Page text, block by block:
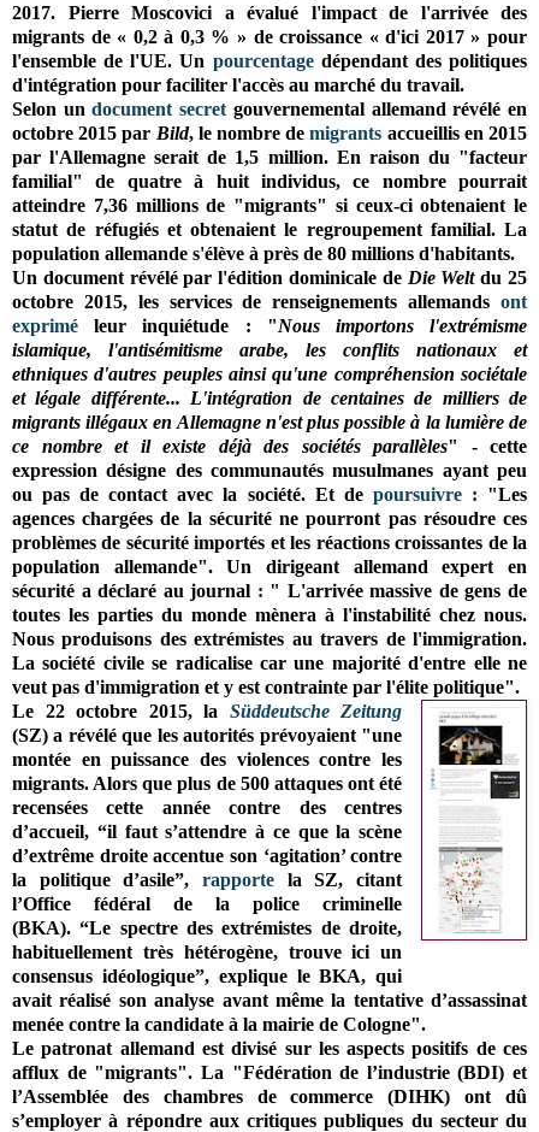
2017. Pierre Moscovici a évalué l'impact de l'arrivée des
migrants de « 0,2 à 0,3 % » de croissance « d'ici 2017 » pour
l'ensemble de l'UE. Un pourcentagedépendant des politiques
d'intégration pour faciliter l'accès au marché du travail.
Selon undocument secret gouvernemental allemand révélé en
octobre 2015 par Bild, le nombre demigrants accueillis en 2015
par l'Allemagne serait de 1,5 million. En raison du "facteur
familial" de quatre à huit individus, ce nombre pourrait
atteindre 7,36 millions de "migrants" si ceux-ci obtenaient le
statut de réfugiés et obtenaient le regroupement familial. La
population allemande s'élève à près de 80 millions d'habitants.
Un document révélé par l'édition dominicale de Die Weltdu 25
octobre 2015, les services de renseignements allemands ont
exprimé leur inquiétude : "Nous importons l'extrémisme
islamique, l'antisémitisme arabe, les conflits nationaux et
ethniques d'autres peuples ainsi qu'une compréhension sociétale
et légale différente... L'intégration de centaines de milliers de
migrants illégaux en Allemagne n'est plus possible à la lumière de
ce nombre et il existe déjà des sociétés parallèles" - cette
expression désigne des communautés musulmanes ayant peu
ou pas de contact avec la société. Et de poursuivre: "Les
agences chargées de la sécurité ne pourront pas résoudre ces
problèmes de sécurité importés et les réactions croissantes de la
population allemande". Un dirigeant allemand expert en
sécurité a déclaré au journal : " L'arrivée massive de gens de
toutes les parties du monde mènera à l'instabilité chez nous.
Nous produisons des extrémistes au travers de l'immigration.
La société civile se radicalise car une majorité d'entre elle ne
veut pas d'immigration et y est contrainte par l'élite politique".
Le 22 octobre 2015, la Süddeutsche Zeitung
(SZ) a révélé que les autorités prévoyaient "une
montée en puissance des violences contre les
migrants. Alors que plus de 500 attaques ont été
recensées cette année contre des centres
d’accueil, “il faut s’attendre à ce que la scène
d’extrême droite accentue son ‘agitation’ contre
la politique d’asile”,rapporte la SZ, citant
l’Office fédéral de la police criminelle
(BKA).“Le spectre des extrémistes de droite,
habituellement très hétérogène, trouve ici un
consensus idéologique”, explique le BKA, qui
avait réalisé son analyse avant même la tentative d’assassinat
menée contre la candidate à la mairie de Cologne".
Le patronat allemand est divisé sur les aspects positifs de ces
afflux de "migrants". La "Fédération de l’industrie (BDI) et
l’Assemblée des chambres de commerce (DIHK) ont dû
s’employer à répondre aux critiques publiques du secteur du